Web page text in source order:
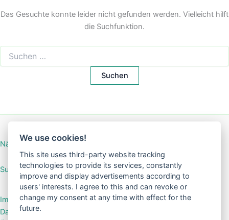
Das Gesuchte konnte leider nicht gefunden werden. Vielleicht hilft
die Suchfunktion.
nach:
Nähanleitung Mini-Börse
SuGar Design Shop
Impressum
Datenschutzerklärung
We use cookies!
This site uses third-party website tracking
technologies to provide its services, constantly
improve and display advertisements according to
users' interests. I agree to this and can revoke or
change my consent at any time with effect for the
future.